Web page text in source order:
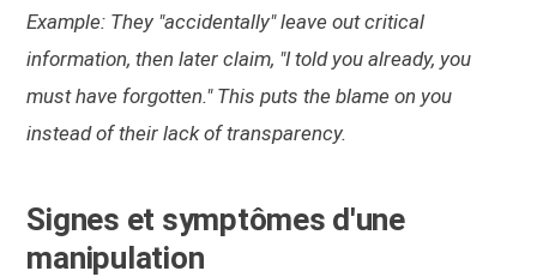
Example: They "accidentally" leave out critical
information, then later claim, "I told you already, you
must have forgotten." This puts the blame on you
instead of their lack of transparency.
Signes et symptômes d'une
manipulation